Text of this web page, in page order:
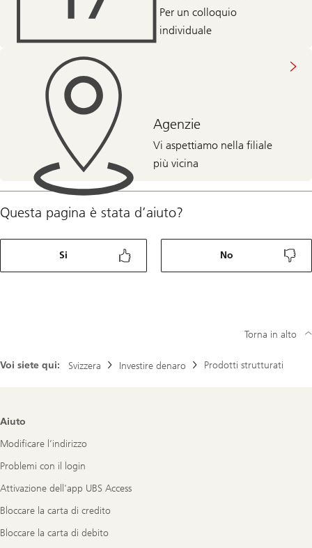
Per un colloquio
individuale
Agenzie
Vi aspettiamo nella filiale
più vicina
Questa pagina è stata d’aiuto?
Si No
Voi siete qui: Svizzera Investire denaro Prodotti strutturati
Torna in alto
Footer
Aiuto
Modificare l’indirizzo
Problemi con il login
Attivazione dell'app UBS Access
Bloccare la carta di credito
Bloccare la carta di debito